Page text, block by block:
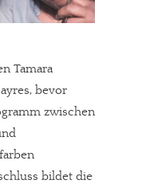
Tamara
bevor
zwischen
bildet die